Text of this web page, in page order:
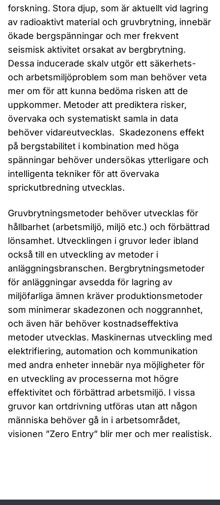
forskning. Stora djup, som är aktuellt vid lagring
av radioaktivt material och gruvbrytning, innebär
ökade berg­spänningar och mer frekvent
seismisk aktivitet orsakat av bergbrytning.
Dessa inducerade skalv utgör ett säkerhets-
och arbetsmiljöproblem som man behöver veta
mer om för att kunna bedöma risken att de
uppkommer. Metoder att prediktera risker,
övervaka och systematiskt samla in data
behöver vidareutvecklas. Skadezonens effekt
på bergstabilitet i kombination med höga
spänningar behöver undersökas ytterligare och
intelligenta tekniker för att övervaka
sprickutbredning utvecklas.
Gruvbrytningsmetoder behöver utvecklas för
hållbarhet (arbetsmiljö, miljö etc.) och förbättrad
lönsamhet. Utvecklingen i gruvor leder ibland
också till en utveckling av metoder i
anläggnings­branschen. Bergbrytningsmetoder
för anläggningar avsedda för lagring av
miljöfarliga ämnen kräver produktionsmetoder
som minimerar skadezonen och noggrannhet,
och även här behöver kostnadseffektiva
metoder utvecklas. Maskinernas utveckling med
elektrifiering, automation och kommunikation
med andra enheter innebär nya möjligheter för
en utveckling av processerna mot högre
effektivitet och förbättrad arbetsmiljö. I vissa
gruvor kan ortdrivning utföras utan att någon
människa behöver gå in i arbetsområdet,
visionen ”Zero Entry” blir mer och mer realistisk.